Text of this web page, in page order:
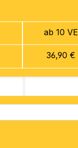
ab 10 VE
36,90 €